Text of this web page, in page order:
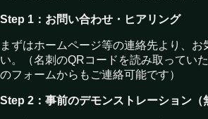
Step 1：お問い合わせ・ヒアリング
まずはホームページ等の連絡先より、お
い。（名刺のQRコードを読み取ってい
のフォームからもご連絡可能です）
Step 2：事前のデモンストレーション（